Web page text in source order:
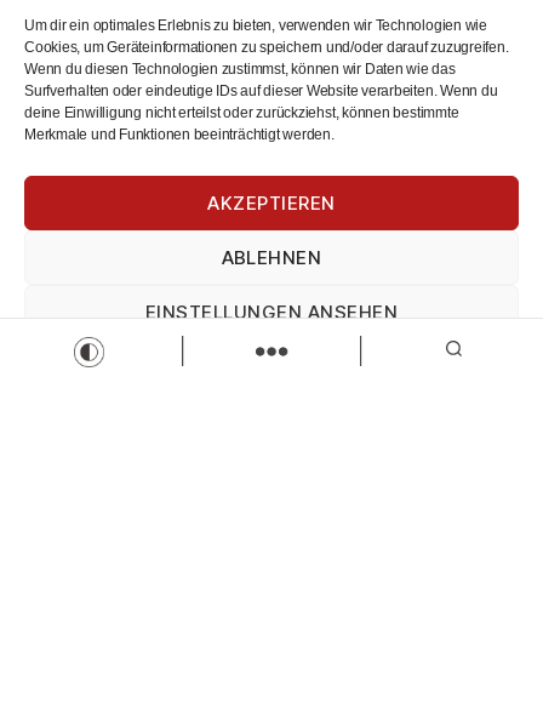
Um dir ein optimales Erlebnis zu bieten, verwenden wir Technologien wie
Cookies, um Geräteinformationen zu speichern und/oder darauf zuzugreifen.
Wenn du diesen Technologien zustimmst, können wir Daten wie das
Surfverhalten oder eindeutige IDs auf dieser Website verarbeiten. Wenn du
deine Einwilligung nicht erteilst oder zurückziehst, können bestimmte
Merkmale und Funktionen beeinträchtigt werden.
AKZEPTIEREN
ABLEHNEN
EINSTELLUNGEN ANSEHEN
Impressum Impressum
Versicherungskaufmann/-frau
Vollzeit
Zur Stelle
VWEW-energie